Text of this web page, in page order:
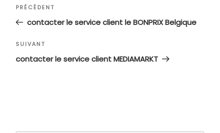
l’article
Article
précédent
PRÉCÉDENT
contacter le service client le BONPRIX Belgique
Article
suivant
SUIVANT
contacter le service client MEDIAMARKT